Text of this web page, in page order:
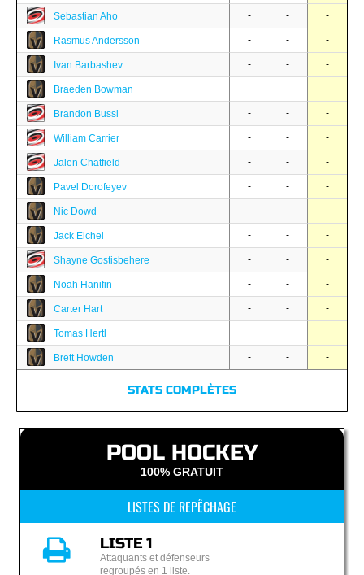
Sebastian Aho - - -
Rasmus Andersson - - -
Ivan Barbashev - - -
Braeden Bowman - - -
Brandon Bussi - - -
William Carrier - - -
Jalen Chatfield - - -
Pavel Dorofeyev - - -
Nic Dowd - - -
Jack Eichel - - -
Shayne Gostisbehere - - -
Noah Hanifin - - -
Carter Hart - - -
Tomas Hertl - - -
Brett Howden - - -
STATS COMPLÈTES
POOL HOCKEY
100% GRATUIT
LISTES DE REPÊCHAGE
LISTE 1
Attaquants et défenseurs
regroupés en 1 liste.